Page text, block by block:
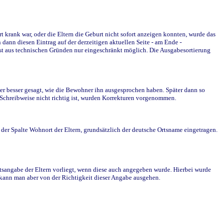
war, oder die Eltern die Geburt nicht sofort anzeigen konnten, wurde das
diesen Eintrag auf der derzeitigen aktuellen Seite - am Ende -
technischen Gründen nur eingeschränkt möglich. Die Ausgabesortierung
gesagt, wie die Bewohner ihn ausgesprochen haben. Später dann so
nicht richtig ist, wurden Korrekturen vorgenommen.
Spalte Wohnort der Eltern, grundsätzlich der deutsche Ortsname eingetragen.
der Eltern vorliegt, wenn diese auch angegeben wurde. Hierbei wurde
man aber von der Richtigkeit dieser Angabe ausgehen.